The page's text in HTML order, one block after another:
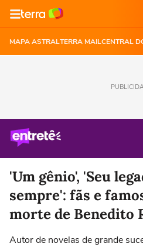
MAPA ASTRALTERRA MAILCENTRAL
'Um gênio', 'Seu
sempre': fãs e
morte de Benedito
Autor de novelas de grande